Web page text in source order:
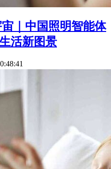
｜中国照明智能体
活新图景